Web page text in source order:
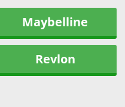
Maybelline
Revlon